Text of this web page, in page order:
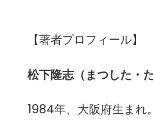
【著者プロフィール】
松下隆志（まつした・
1984年、大阪府生まれ